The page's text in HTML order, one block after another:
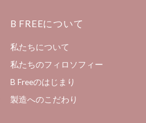
B FREEについて
私たちについて
私たちのフィロソフィー
B Freeのはじまり
製造へのこだわり